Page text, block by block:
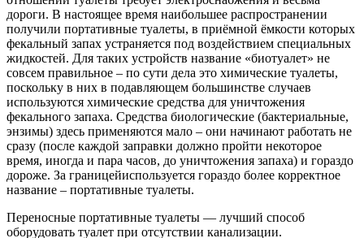
дороги. В настоящее время наибольшее распространении
получили портативные туалеты, в приёмной ёмкости которых
фекальный запах устраняется под воздействием специальных
жидкостей. Для таких устройств название «биотуалет» не
совсем правильное – по сути дела это химические туалеты,
поскольку в них в подавляющем большинстве случаев
используются химические средства для уничтожения
фекального запаха. Средства биологические (бактериальные,
энзимы) здесь применяются мало – они начинают работать не
сразу (после каждой заправки должно пройти некоторое
время, иногда и пара часов, до уничтожения запаха) и гораздо
дороже. За границейиспользуется гораздо более корректное
название – портативные туалеты.
Переносные портативные туалеты — лучший способ
оборудовать туалет при отсутствии канализации.